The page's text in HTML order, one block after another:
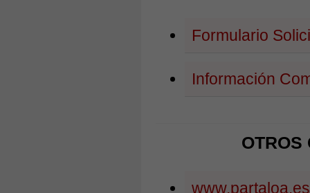
Formulario
Información
OTROS
www.partaloa.es